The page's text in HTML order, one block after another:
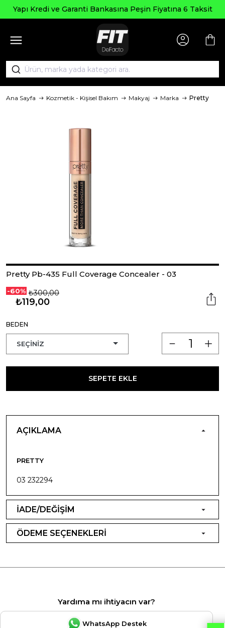
Yapı Kredi ve Garanti Bankasına Peşin Fiyatına 6 Taksit
Ana Sayfa Kozmetik - Kişisel Bakım Makyaj Marka Pretty
Pretty Pb-435 Full Coverage Concealer - 03
-60% ₺300,00
₺119,00
BEDEN
SEPETE EKLE
AÇIKLAMA
PRETTY
03 232294
İADE/DEĞİŞİM
ÖDEME SEÇENEKLERİ
Yardıma mı ihtiyacın var?
WhatsApp Destek